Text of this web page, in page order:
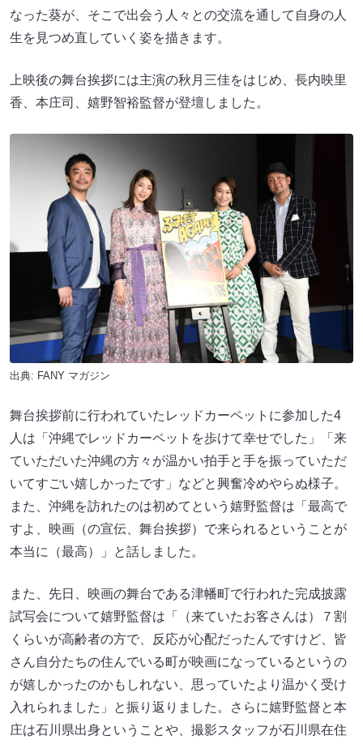
なった葵が、そこで出会う人々との交流を通して自身の人
生を見つめ直していく姿を描きます。
上映後の舞台挨拶には主演の秋月三佳をはじめ、長内映里
香、本庄司、嬉野智裕監督が登壇しました。
出典: FANY マガジン
舞台挨拶前に行われていたレッドカーペットに参加した4
人は「沖縄でレッドカーペットを歩けて幸せでした」「来
ていただいた沖縄の方々が温かい拍手と手を振っていただ
いてすごい嬉しかったです」などと興奮冷めやらぬ様子。
また、沖縄を訪れたのは初めてという嬉野監督は「最高で
すよ、映画（の宣伝、舞台挨拶）で来られるということが
本当に（最高）」と話しました。
また、先日、映画の舞台である津幡町で行われた完成披露
試写会について嬉野監督は「（来ていたお客さんは）７割
くらいが高齢者の方で、反応が心配だったんですけど、皆
さん自分たちの住んでいる町が映画になっているというの
が嬉しかったのかもしれない、思っていたより温かく受け
入れられました」と振り返りました。さらに嬉野監督と本
庄は石川県出身ということや、撮影スタッフが石川県在住